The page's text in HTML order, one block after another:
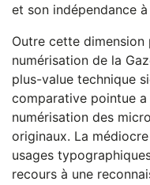
et son indépendance à
Outre cette
numérisation de la
plus-value technique
comparative pointue
numérisation des
originaux. La
usages
recours à une